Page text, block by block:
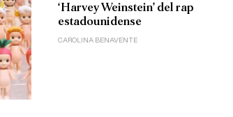
‘Harvey Weinstein’ del rap
estadounidense
CAROLINA BENAVENTE